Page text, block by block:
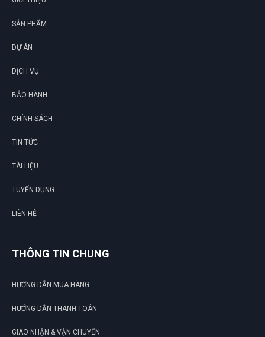
SẢN PHẨM
DỰ ÁN
DỊCH VỤ
BẢO HÀNH
CHÍNH SÁCH
TIN TỨC
TÀI LIỆU
TUYỂN DỤNG
LIÊN HỆ
THÔNG TIN CHUNG
HƯỚNG DẪN MUA HÀNG
HƯỚNG DẪN THANH TOÁN
GIAO NHẬN & VẬN CHUYỂN